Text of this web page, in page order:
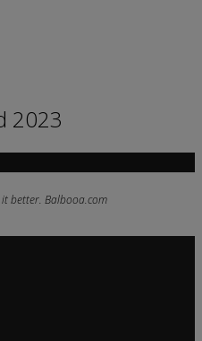
2023
better. Balbooa.com